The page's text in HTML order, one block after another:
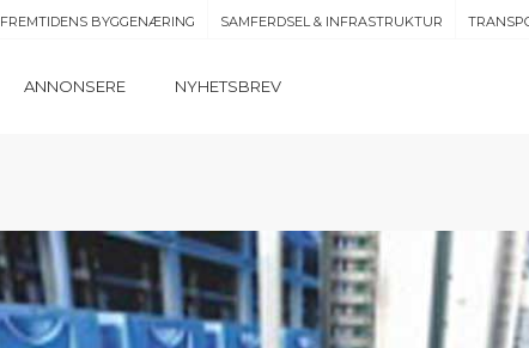
FREMTIDENS BYGGENÆRING SAMFERDSEL & INFRASTRUKTUR
ANNONSERE NYHETSBREV